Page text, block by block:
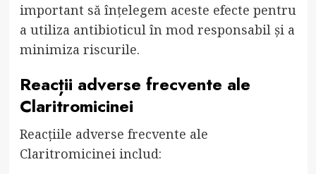
important să înțelegem aceste efecte pentru
a utiliza antibioticul în mod responsabil și a
minimiza riscurile.
Reacții adverse frecvente ale
Claritromicinei
Reacțiile adverse frecvente ale
Claritromicinei includ: